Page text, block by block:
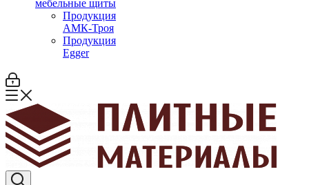
мебельные щиты
Продукция
АМК-Троя
Продукция
Egger